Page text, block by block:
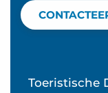
Toeristische